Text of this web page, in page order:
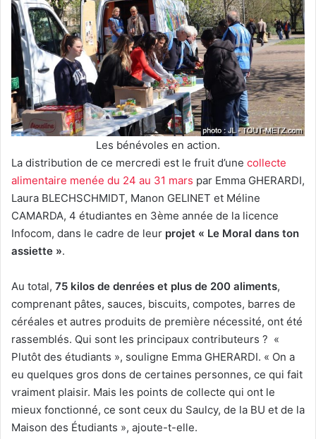
Les bénévoles en action.
La distribution de ce mercredi est le fruit d’une collecte
alimentaire menée du 24 au 31 mars par Emma GHERARDI,
Laura BLECHSCHMIDT, Manon GELINET et Méline
CAMARDA, 4 étudiantes en 3ème année de la licence
Infocom, dans le cadre de leur projet « Le Moral dans ton
assiette ».
Au total, 75 kilos de denrées et plus de 200 aliments,
comprenant pâtes, sauces, biscuits, compotes, barres de
céréales et autres produits de première nécessité, ont été
rassemblés. Qui sont les principaux contributeurs ? «
Plutôt des étudiants », souligne Emma GHERARDI. « On a
eu quelques gros dons de certaines personnes, ce qui fait
vraiment plaisir. Mais les points de collecte qui ont le
mieux fonctionné, ce sont ceux du Saulcy, de la BU et de la
Maison des Étudiants », ajoute-t-elle.